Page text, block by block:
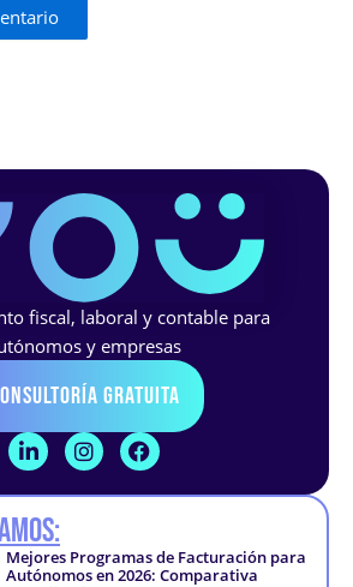
fiscal, laboral y contable para
y empresas
Gratuita
L
i
k
e
d
i
I
n
t
g
r
F
a
e
o
o
Mejores Programas de Facturación para
Autónomos en 2026: Comparativa